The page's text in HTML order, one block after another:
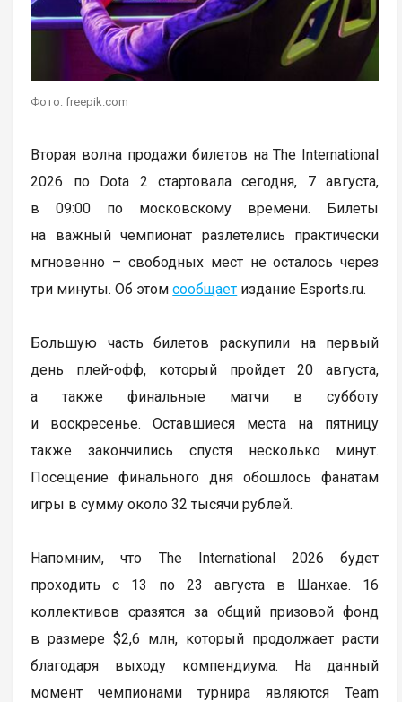
Фото: freepik.com
Вторая волна продажи билетов на The International
2026 по Dota 2 стартовала сегодня, 7 августа,
в 09:00 по московскому времени. Билеты
на важный чемпионат разлетелись практически
мгновенно – свободных мест не осталось через
три минуты. Об этомсообщает издание Esports.ru.
Большую часть билетов раскупили на первый
день плей-офф, который пройдет 20 августа,
а также финальные матчи в субботу
и воскресенье. Оставшиеся места на пятницу
также закончились спустя несколько минут.
Посещение финального дня обошлось фанатам
игры в сумму около 32 тысячи рублей.
Напомним, что The International 2026 будет
проходить с 13 по 23 августа в Шанхае. 16
коллективов сразятся за общий призовой фонд
в размере $2,6 млн, который продолжает расти
благодаря выходу компендиума. На данный
момент чемпионами турнира являются Team